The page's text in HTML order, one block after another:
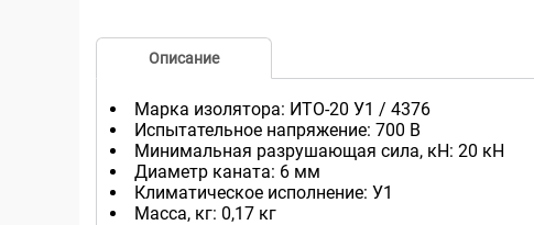
Описание
Марка изолятора: ИТО-20 У1 / 4376
Испытательное напряжение: 700 В
Минимальная разрушающая сила, кН: 20 кН
Диаметр каната: 6 мм
Климатическое исполнение: У1
Масса, кг: 0,17 кг